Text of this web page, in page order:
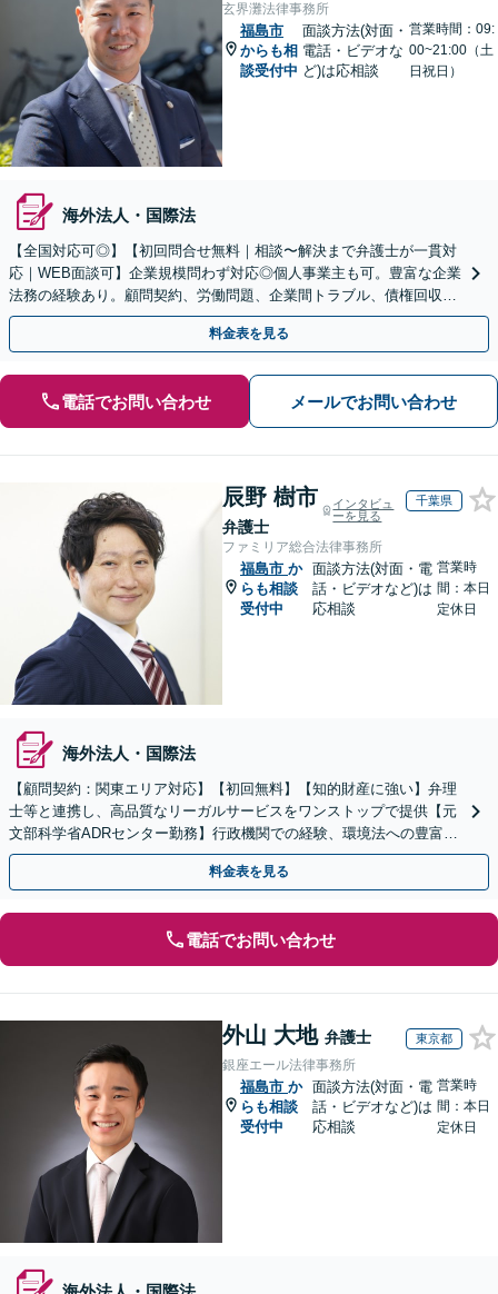
玄界灘法律事務所
福島市
からも相
談受付中
面談方法(対面・
電話・ビデオな
ど)は応相談
営業時間：09:
00~21:00（土
日祝日）
海外法人・国際法
【全国対応可◎】【初回問合せ無料｜相談〜解決まで弁護士が一貫対
応｜WEB面談可】企業規模問わず対応◎個人事業主も可。豊富な企業
法務の経験あり。顧問契約、労働問題、企業間トラブル、債権回収、
契約書のリーガルチェック等、サポートします。
料金表を見る
電話でお問い合わせ メールでお問い合わせ
辰野 樹市
弁護士
インタビュ
ーを見る
千葉県
ファミリア総合法律事務所
福島市 か
らも相談
受付中
面談方法(対面・電
話・ビデオなど)は
応相談
営業時
間：本日
定休日
海外法人・国際法
【顧問契約：関東エリア対応】【初回無料】【知的財産に強い】弁理
士等と連携し、高品質なリーガルサービスをワンストップで提供【元
文部科学省ADRセンター勤務】行政機関での経験、環境法への豊富な
知識を活かし、事業者さまの抱える問題を解決へ導きます
料金表を見る
電話でお問い合わせ
外山 大地 弁護士 東京都
銀座エール法律事務所
福島市 か
らも相談
受付中
面談方法(対面・電
話・ビデオなど)は
応相談
営業時
間：本日
定休日